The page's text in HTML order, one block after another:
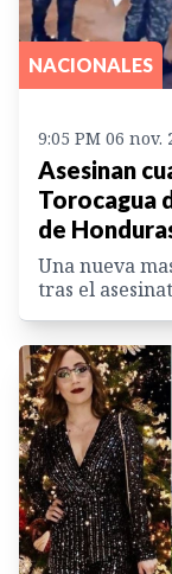
NACIONALES
9:05 PM 06 nov.
Asesinan
Torocagua
de
Una nueva
tras el